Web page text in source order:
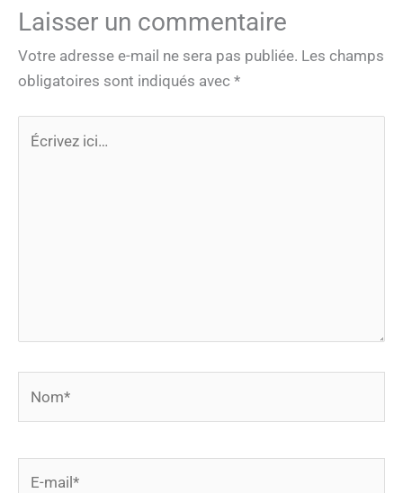
Laisser un commentaire
Votre adresse e-mail ne sera pas publiée. Les champs
obligatoires sont indiqués avec *